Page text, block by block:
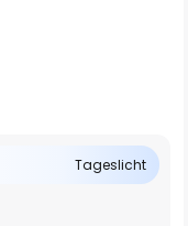
Tageslicht